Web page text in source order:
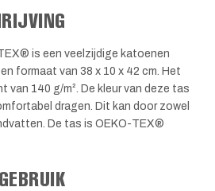
is een veelzijdige katoenen
formaat van 38 x 10 x 42 cm. Het
van 140 g/m². De kleur van deze tas
dragen. Dit kan door zowel
De tas is OEKO-TEX®